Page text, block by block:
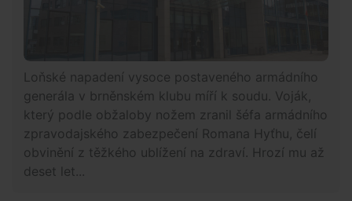
Loňské napadení vysoce postaveného armádního
generála v brněnském klubu míří k soudu. Voják,
který podle obžaloby nožem zranil šéfa armádního
zpravodajského zabezpečení Romana Hyťhu, čelí
obvinění z těžkého ublížení na zdraví. Hrozí mu až
deset let...